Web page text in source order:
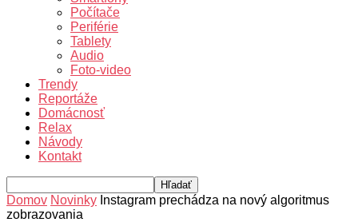
Počítače
Periférie
Tablety
Audio
Foto-video
Trendy
Reportáže
Domácnosť
Relax
Návody
Kontakt
Domov Novinky Instagram prechádza na nový algoritmus
zobrazovania